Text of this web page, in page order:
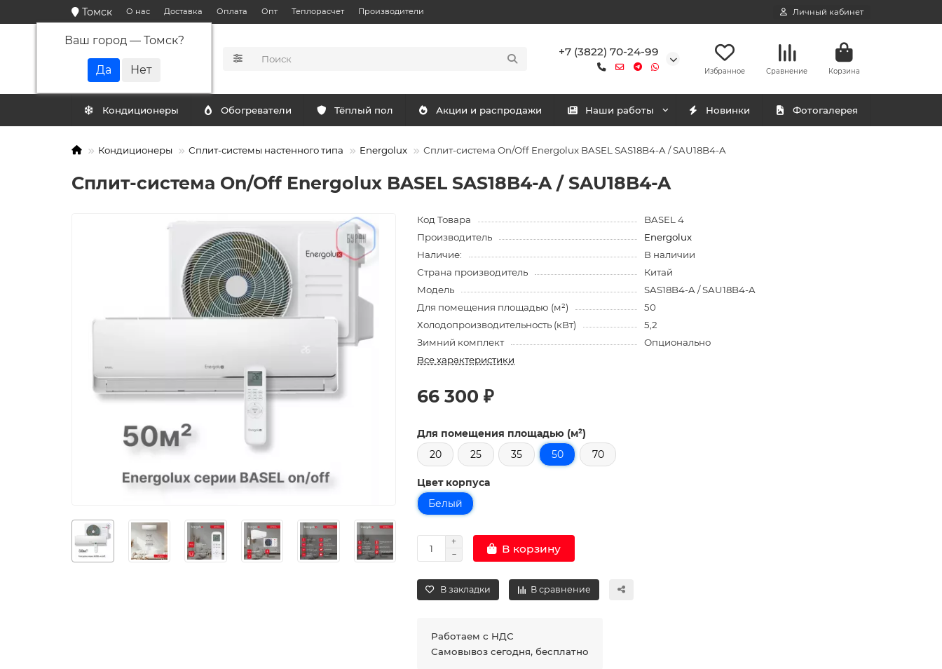
Томск
Ваш город — Томск?
О нас Доставка Оплата Опт Теплорасчет Производители Личный кабинет
+7 (3822) 70-24-99
Избранное Сравнение Корзина
Кондиционеры Обогреватели Тёплый пол Акции и распродажи Наши работы Новинки Фотогалерея
Кондиционеры Сплит-системы настенного типа Energolux Сплит-система On/Off Energolux BASEL SAS18B4-A / SAU18B4-A
Сплит-система On/Off Energolux BASEL SAS18B4-A / SAU18B4-A
Код Товара
BASEL 4
Производитель
Energolux
Наличие:
В наличии
Страна производитель
Китай
Модель
SAS18B4-A / SAU18B4-A
Для помещения площадью (м²)
50
Холодопроизводительность (кВт)
5,2
Зимний комплект
Опционально
Все характеристики
66 300 ₽
Для помещения площадью (м²)
20
25 35 50 70
Цвет корпуса
Белый
В корзину
В закладки В сравнение
Работаем с НДС
Самовывоз сегодня, бесплатно